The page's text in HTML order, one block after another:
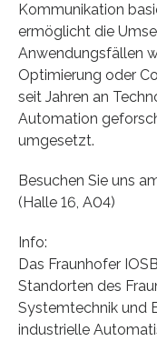
Kommunikation
ermöglicht die
Anwendungsfällen
Optimierung oder
seit Jahren an
Automation
umgesetzt.
Besuchen Sie uns
(Halle 16, A04)
Info:
Das Fraunhofer
Standorten des
Systemtechnik und
industrielle